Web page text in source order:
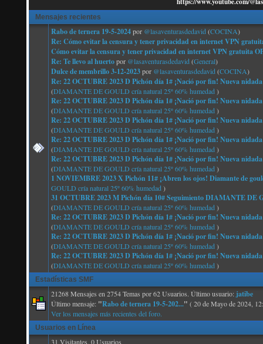
Mensajes recientes
Rabo de ternera 19-5-2024por @lasaventurasdedavid(COCINA)
Re: Cómo evitar la censura y tener privacidad en internet VPN
Cómo evitar la censura y tener privacidad en internet VPN gratuita
Re: Te llevo al huertopor @lasaventurasdedavid (General)
Dulce de membrillo 3-12-2023por @lasaventurasdedavid (COCINA)
Re: 22 OCTUBRE 2023 D Pichón día 1# ¡Nació por fin! Nueva
(DIAMANTE DE GOULD cría natural 25º 60% humedad )
Re: 22 OCTUBRE 2023 D Pichón día 1# ¡Nació por fin! Nueva
(DIAMANTE DE GOULD cría natural 25º 60% humedad )
Re: 22 OCTUBRE 2023 D Pichón día 1# ¡Nació por fin! Nueva
(DIAMANTE DE GOULD cría natural 25º 60% humedad )
Re: 22 OCTUBRE 2023 D Pichón día 1# ¡Nació por fin! Nueva
(DIAMANTE DE GOULD cría natural 25º 60% humedad )
Re: 22 OCTUBRE 2023 D Pichón día 1# ¡Nació por fin! Nueva
(DIAMANTE DE GOULD cría natural 25º 60% humedad )
1 NOVIEMBRE 2023 X Pichón 11# ¡Abren los ojos! Diamante de
GOULD cría natural 25º 60% humedad )
31 OCTUBRE 2023 M Pichón día 10# Seguimiento DIAMANTE
(DIAMANTE DE GOULD cría natural 25º 60% humedad )
Re: 22 OCTUBRE 2023 D Pichón día 1# ¡Nació por fin! Nueva
(DIAMANTE DE GOULD cría natural 25º 60% humedad )
Re: 22 OCTUBRE 2023 D Pichón día 1# ¡Nació por fin! Nueva
(DIAMANTE DE GOULD cría natural 25º 60% humedad )
Re: 22 OCTUBRE 2023 D Pichón día 1# ¡Nació por fin! Nueva
(DIAMANTE DE GOULD cría natural 25º 60% humedad )
Estadísticas SMF
21268 Mensajes en 2754 Temas por 62 Usuarios. Último usuario: jatibe
Último mensaje: "Rabo de ternera 19-5-202..." ( 20 de Mayo de 2024,
Ver los mensajes más recientes del foro.
Usuarios en Línea
31 Visitantes, 0 Usuarios